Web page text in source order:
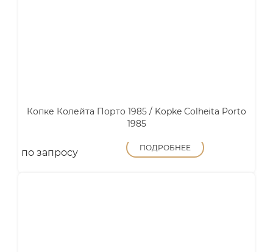
Копке Колейта Порто 1985 / Kopke Colheita Porto
1985
по запросу ПОДРОБНЕЕ